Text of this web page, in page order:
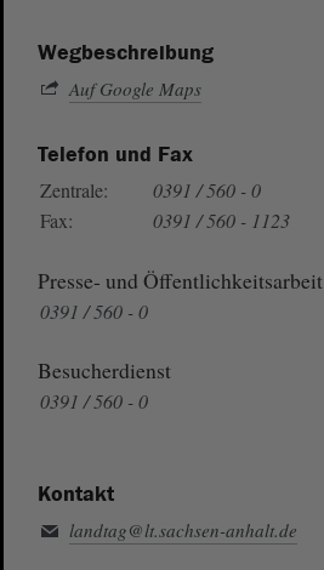
Wegbeschreibung
Auf Google Maps
Telefon und Fax
Zentrale:
0391 / 560 - 0
Fax:
0391 / 560 - 1123
Presse- und Öffentlichkeitsarbeit
0391 / 560 - 0
Besucherdienst
0391 / 560 - 0
Kontakt
landtag@lt.sachsen-anhalt.de